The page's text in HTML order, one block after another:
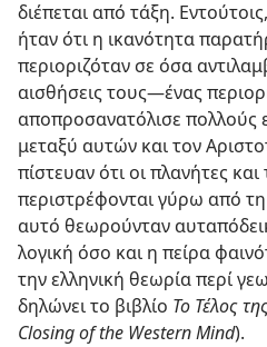
διέπεται από τάξη.
ήταν ότι η ικανότητα
περιοριζόταν σε όσα
αισθήσεις τους​—ένας
αποπροσανατόλισε πολλούς
μεταξύ αυτών και τον
πίστευαν ότι οι πλανήτες
περιστρέφονται γύρω από τη
αυτό θεωρούνταν
λογική όσο και η πείρα
την ελληνική θεωρία περί
δηλώνει το βιβλίο Το Τέλος
Closing of the Western Mind).